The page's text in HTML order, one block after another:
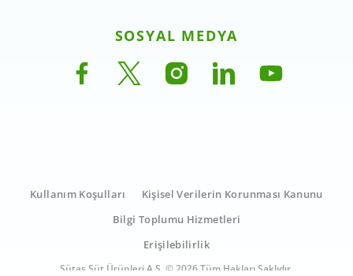
SOSYAL MEDYA
Kullanım Koşulları
Kişisel Verilerin Korunması Kanunu
Bilgi Toplumu Hizmetleri
Erişilebilirlik
Sütaş Süt Ürünleri A.Ş. © 2026 Tüm Hakları Saklıdır.